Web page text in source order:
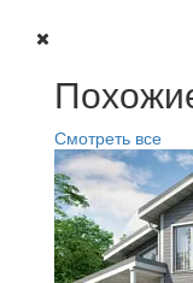
Смотреть все